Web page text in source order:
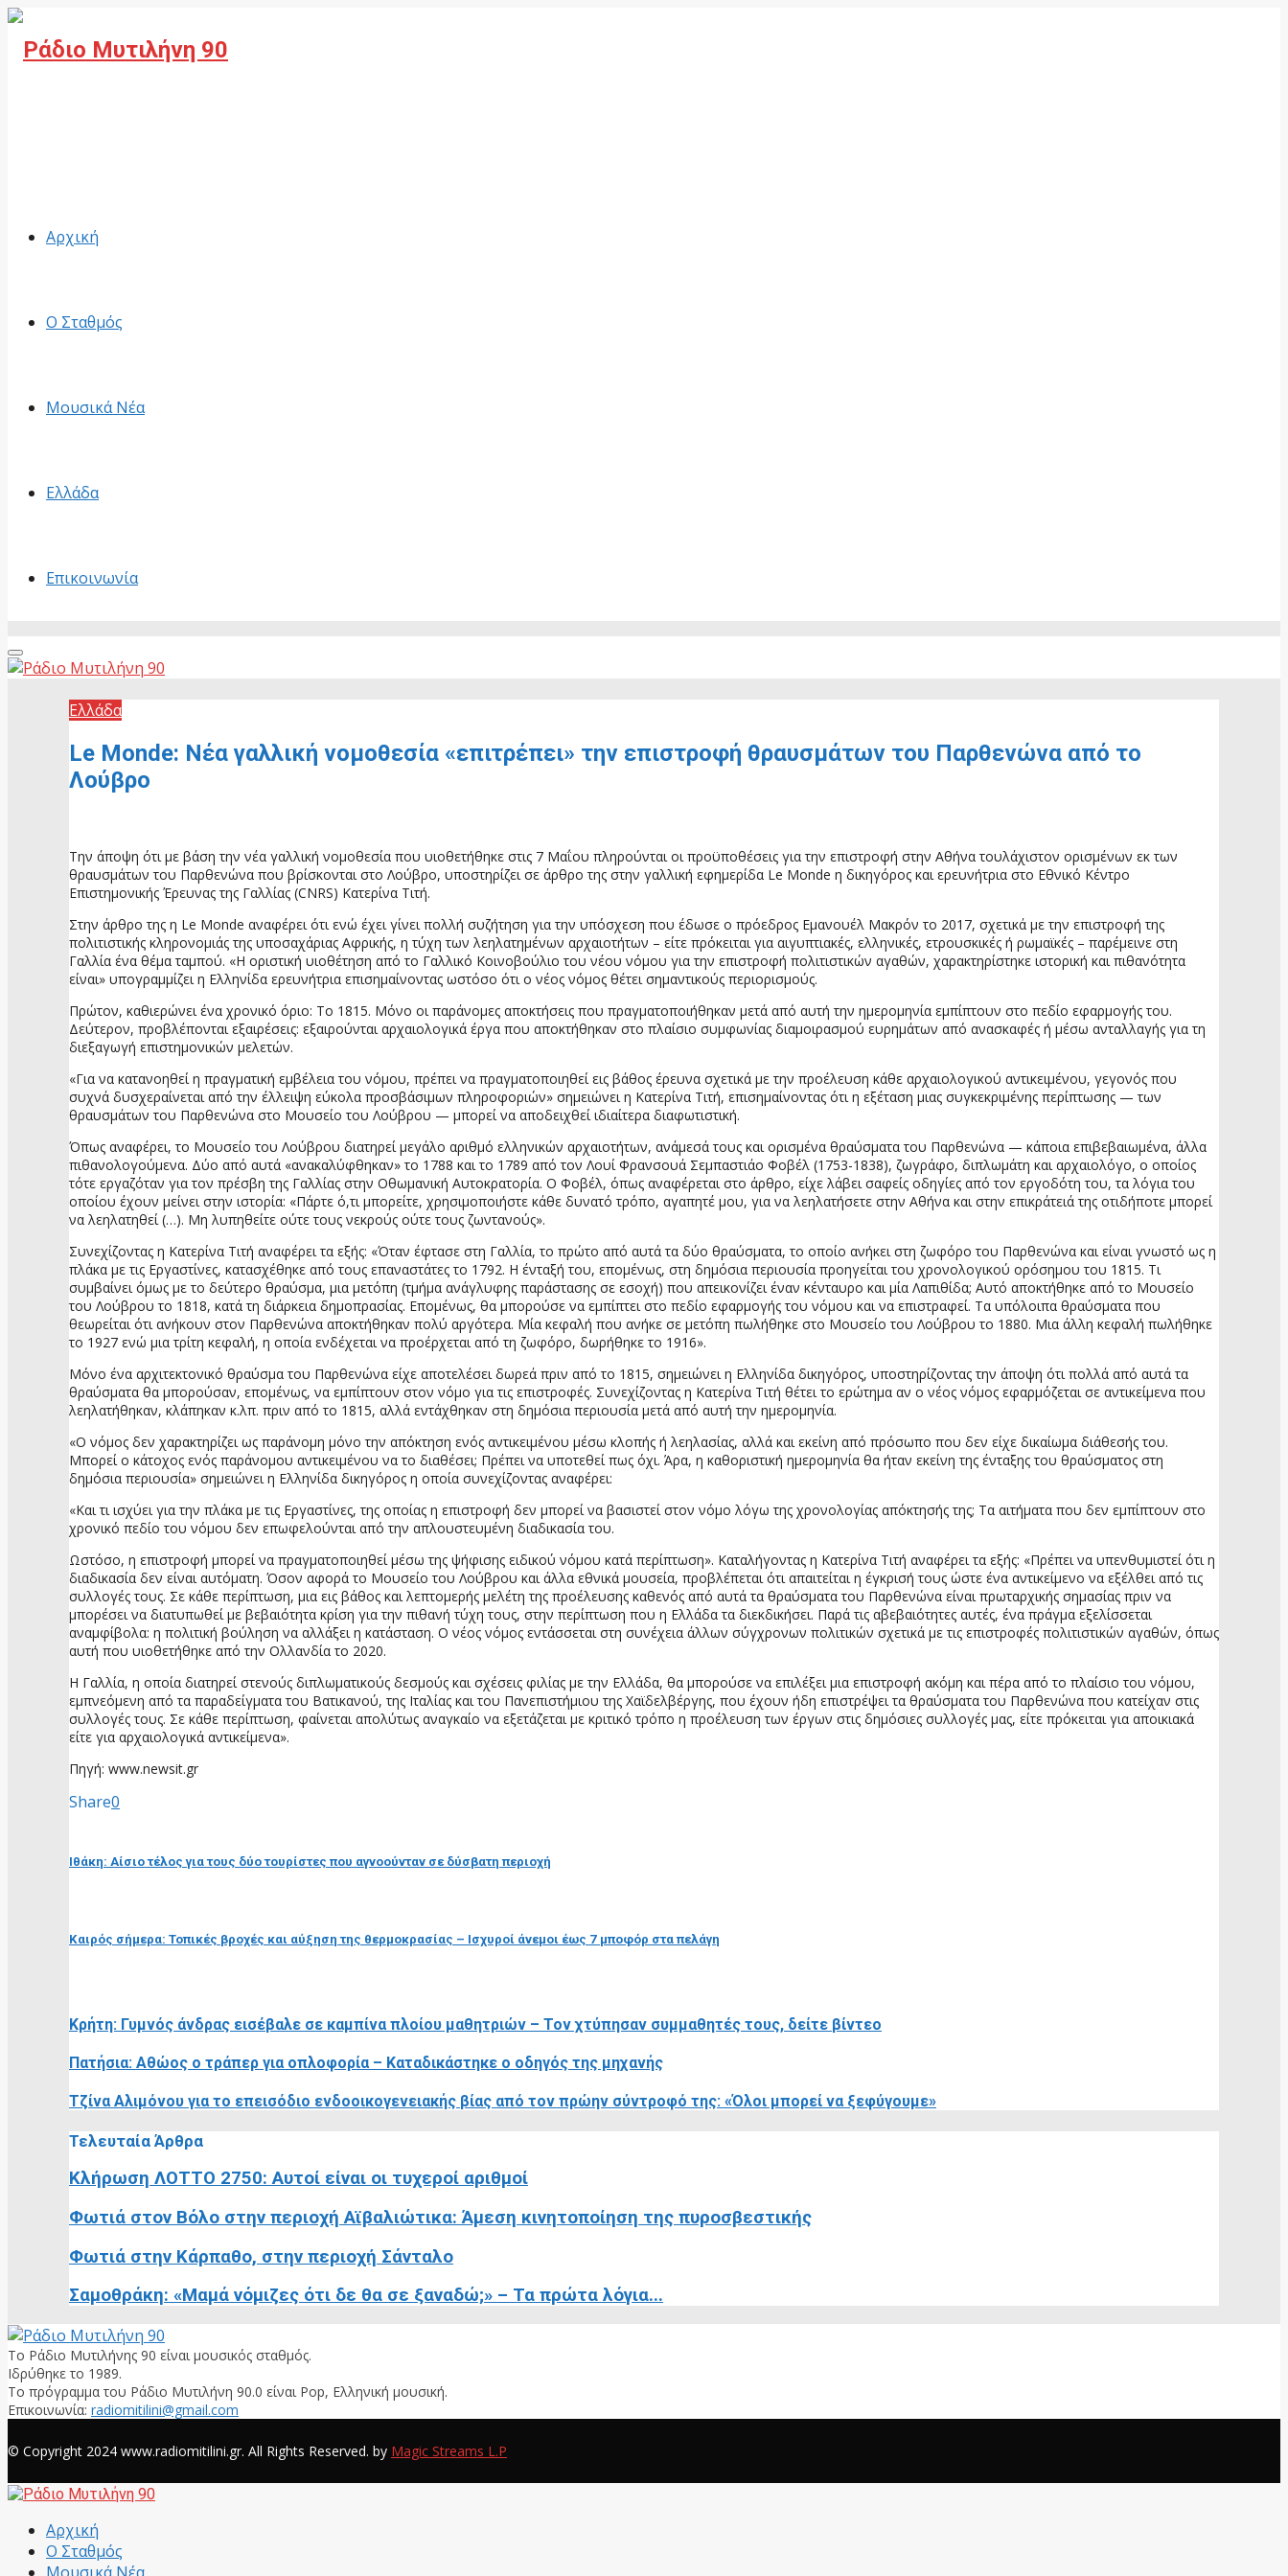
Αρχική
Ο Σταθμός
Μουσικά Νέα
Ελλάδα
Επικοινωνία
Primary
Menu
Ελλάδα
Le Monde: Νέα γαλλική νομοθεσία «επιτρέπει» την επιστροφή θραυσμάτων του Παρθενώνα από το
Λούβρο
Την άποψη ότι με βάση την νέα γαλλική νομοθεσία που υιοθετήθηκε στις 7 Μαΐου πληρούνται οι προϋποθέσεις για την επιστροφή στην Αθήνα τουλάχιστον ορισμένων εκ των
θραυσμάτων του Παρθενώνα που βρίσκονται στο Λούβρο, υποστηρίζει σε άρθρο της στην γαλλική εφημερίδα Le Monde η δικηγόρος και ερευνήτρια στο Εθνικό Κέντρο
Επιστημονικής Έρευνας της Γαλλίας (CNRS) Κατερίνα Τιτή.
Στην άρθρο της η Le Monde αναφέρει ότι ενώ έχει γίνει πολλή συζήτηση για την υπόσχεση που έδωσε ο πρόεδρος Εμανουέλ Μακρόν το 2017, σχετικά με την επιστροφή της
πολιτιστικής κληρονομιάς της υποσαχάριας Αφρικής, η τύχη των λεηλατημένων αρχαιοτήτων – είτε πρόκειται για αιγυπτιακές, ελληνικές, ετρουσκικές ή ρωμαϊκές – παρέμεινε στη
Γαλλία ένα θέμα ταμπού. «Η οριστική υιοθέτηση από το Γαλλικό Κοινοβούλιο του νέου νόμου για την επιστροφή πολιτιστικών αγαθών, χαρακτηρίστηκε ιστορική και πιθανότητα
είναι» υπογραμμίζει η Ελληνίδα ερευνήτρια επισημαίνοντας ωστόσο ότι ο νέος νόμος θέτει σημαντικούς περιορισμούς.
Πρώτον, καθιερώνει ένα χρονικό όριο: Το 1815. Μόνο οι παράνομες αποκτήσεις που πραγματοποιήθηκαν μετά από αυτή την ημερομηνία εμπίπτουν στο πεδίο εφαρμογής του.
Δεύτερον, προβλέπονται εξαιρέσεις: εξαιρούνται αρχαιολογικά έργα που αποκτήθηκαν στο πλαίσιο συμφωνίας διαμοιρασμού ευρημάτων από ανασκαφές ή μέσω ανταλλαγής για τη
διεξαγωγή επιστημονικών μελετών.
«Για να κατανοηθεί η πραγματική εμβέλεια του νόμου, πρέπει να πραγματοποιηθεί εις βάθος έρευνα σχετικά με την προέλευση κάθε αρχαιολογικού αντικειμένου, γεγονός που
συχνά δυσχεραίνεται από την έλλειψη εύκολα προσβάσιμων πληροφοριών» σημειώνει η Κατερίνα Τιτή, επισημαίνοντας ότι η εξέταση μιας συγκεκριμένης περίπτωσης — των
θραυσμάτων του Παρθενώνα στο Μουσείο του Λούβρου — μπορεί να αποδειχθεί ιδιαίτερα διαφωτιστική.
Όπως αναφέρει, το Μουσείο του Λούβρου διατηρεί μεγάλο αριθμό ελληνικών αρχαιοτήτων, ανάμεσά τους και ορισμένα θραύσματα του Παρθενώνα — κάποια επιβεβαιωμένα, άλλα
πιθανολογούμενα. Δύο από αυτά «ανακαλύφθηκαν» το 1788 και το 1789 από τον Λουί Φρανσουά Σεμπαστιάο Φοβέλ (1753-1838), ζωγράφο, διπλωμάτη και αρχαιολόγο, ο οποίος
τότε εργαζόταν για τον πρέσβη της Γαλλίας στην Οθωμανική Αυτοκρατορία. Ο Φοβέλ, όπως αναφέρεται στο άρθρο, είχε λάβει σαφείς οδηγίες από τον εργοδότη του, τα λόγια του
οποίου έχουν μείνει στην ιστορία: «Πάρτε ό,τι μπορείτε, χρησιμοποιήστε κάθε δυνατό τρόπο, αγαπητέ μου, για να λεηλατήσετε στην Αθήνα και στην επικράτειά της οτιδήποτε μπορεί
να λεηλατηθεί (…). Μη λυπηθείτε ούτε τους νεκρούς ούτε τους ζωντανούς».
Συνεχίζοντας η Κατερίνα Τιτή αναφέρει τα εξής: «Όταν έφτασε στη Γαλλία, το πρώτο από αυτά τα δύο θραύσματα, το οποίο ανήκει στη ζωφόρο του Παρθενώνα και είναι γνωστό ως η
πλάκα με τις Εργαστίνες, κατασχέθηκε από τους επαναστάτες το 1792. Η ένταξή του, επομένως, στη δημόσια περιουσία προηγείται του χρονολογικού ορόσημου του 1815. Τι
συμβαίνει όμως με το δεύτερο θραύσμα, μια μετόπη (τμήμα ανάγλυφης παράστασης σε εσοχή) που απεικονίζει έναν κένταυρο και μία Λαπιθίδα; Αυτό αποκτήθηκε από το Μουσείο
του Λούβρου το 1818, κατά τη διάρκεια δημοπρασίας. Επομένως, θα μπορούσε να εμπίπτει στο πεδίο εφαρμογής του νόμου και να επιστραφεί. Τα υπόλοιπα θραύσματα που
θεωρείται ότι ανήκουν στον Παρθενώνα αποκτήθηκαν πολύ αργότερα. Μία κεφαλή που ανήκε σε μετόπη πωλήθηκε στο Μουσείο του Λούβρου το 1880. Μια άλλη κεφαλή πωλήθηκε
το 1927 ενώ μια τρίτη κεφαλή, η οποία ενδέχεται να προέρχεται από τη ζωφόρο, δωρήθηκε το 1916».
Μόνο ένα αρχιτεκτονικό θραύσμα του Παρθενώνα είχε αποτελέσει δωρεά πριν από το 1815, σημειώνει η Eλληνίδα δικηγόρος, υποστηρίζοντας την άποψη ότι πολλά από αυτά τα
θραύσματα θα μπορούσαν, επομένως, να εμπίπτουν στον νόμο για τις επιστροφές. Συνεχίζοντας η Κατερίνα Τιτή θέτει το ερώτημα αν ο νέος νόμος εφαρμόζεται σε αντικείμενα που
λεηλατήθηκαν, κλάπηκαν κ.λπ. πριν από το 1815, αλλά εντάχθηκαν στη δημόσια περιουσία μετά από αυτή την ημερομηνία.
«Ο νόμος δεν χαρακτηρίζει ως παράνομη μόνο την απόκτηση ενός αντικειμένου μέσω κλοπής ή λεηλασίας, αλλά και εκείνη από πρόσωπο που δεν είχε δικαίωμα διάθεσής του.
Μπορεί ο κάτοχος ενός παράνομου αντικειμένου να το διαθέσει; Πρέπει να υποτεθεί πως όχι. Άρα, η καθοριστική ημερομηνία θα ήταν εκείνη της ένταξης του θραύσματος στη
δημόσια περιουσία» σημειώνει η Ελληνίδα δικηγόρος η οποία συνεχίζοντας αναφέρει:
«Και τι ισχύει για την πλάκα με τις Εργαστίνες, της οποίας η επιστροφή δεν μπορεί να βασιστεί στον νόμο λόγω της χρονολογίας απόκτησής της; Τα αιτήματα που δεν εμπίπτουν στο
χρονικό πεδίο του νόμου δεν επωφελούνται από την απλουστευμένη διαδικασία του.
Ωστόσο, η επιστροφή μπορεί να πραγματοποιηθεί μέσω της ψήφισης ειδικού νόμου κατά περίπτωση». Καταλήγοντας η Κατερίνα Τιτή αναφέρει τα εξής: «Πρέπει να υπενθυμιστεί ότι η
διαδικασία δεν είναι αυτόματη. Όσον αφορά το Μουσείο του Λούβρου και άλλα εθνικά μουσεία, προβλέπεται ότι απαιτείται η έγκρισή τους ώστε ένα αντικείμενο να εξέλθει από τις
συλλογές τους. Σε κάθε περίπτωση, μια εις βάθος και λεπτομερής μελέτη της προέλευσης καθενός από αυτά τα θραύσματα του Παρθενώνα είναι πρωταρχικής σημασίας πριν να
μπορέσει να διατυπωθεί με βεβαιότητα κρίση για την πιθανή τύχη τους, στην περίπτωση που η Ελλάδα τα διεκδικήσει. Παρά τις αβεβαιότητες αυτές, ένα πράγμα εξελίσσεται
αναμφίβολα: η πολιτική βούληση να αλλάξει η κατάσταση. Ο νέος νόμος εντάσσεται στη συνέχεια άλλων σύγχρονων πολιτικών σχετικά με τις επιστροφές πολιτιστικών αγαθών, όπως
αυτή που υιοθετήθηκε από την Ολλανδία το 2020.
Η Γαλλία, η οποία διατηρεί στενούς διπλωματικούς δεσμούς και σχέσεις φιλίας με την Ελλάδα, θα μπορούσε να επιλέξει μια επιστροφή ακόμη και πέρα από το πλαίσιο του νόμου,
εμπνεόμενη από τα παραδείγματα του Βατικανού, της Ιταλίας και του Πανεπιστήμιου της Χαϊδελβέργης, που έχουν ήδη επιστρέψει τα θραύσματα του Παρθενώνα που κατείχαν στις
συλλογές τους. Σε κάθε περίπτωση, φαίνεται απολύτως αναγκαίο να εξετάζεται με κριτικό τρόπο η προέλευση των έργων στις δημόσιες συλλογές μας, είτε πρόκειται για αποικιακά
είτε για αρχαιολογικά αντικείμενα».
Πηγή: www.newsit.gr
Share0
Ιθάκη: Αίσιο τέλος για τους δύο τουρίστες που αγνοούνταν σε δύσβατη περιοχή
Καιρός σήμερα: Τοπικές βροχές και αύξηση της θερμοκρασίας – Ισχυροί άνεμοι έως 7 μποφόρ στα πελάγη
Κρήτη: Γυμνός άνδρας εισέβαλε σε καμπίνα πλοίου μαθητριών – Τον χτύπησαν συμμαθητές τους, δείτε βίντεο
Πατήσια: Αθώος ο τράπερ για οπλοφορία – Καταδικάστηκε ο οδηγός της μηχανής
Τζίνα Αλιμόνου για το επεισόδιο ενδοοικογενειακής βίας από τον πρώην σύντροφό της: «Όλοι μπορεί να ξεφύγουμε»
Τελευταία Άρθρα
Κλήρωση ΛΟΤΤΟ 2750: Αυτοί είναι οι τυχεροί αριθμοί
Φωτιά στον Βόλο στην περιοχή Αϊβαλιώτικα: Άμεση κινητοποίηση της πυροσβεστικής
Φωτιά στην Κάρπαθο, στην περιοχή Σάνταλο
Σαμοθράκη: «Μαμά νόμιζες ότι δε θα σε ξαναδώ;» – Τα πρώτα λόγια...
Το Ράδιο Μυτιλήνης 90 είναι μουσικός σταθμός.
Ιδρύθηκε το 1989.
Το πρόγραμμα του Ράδιο Μυτιλήνη 90.0 είναι Pop, Ελληνική μουσική.
Επικοινωνία: radiomitilini@gmail.com
© Copyright 2024 www.radiomitilini.gr. All Rights Reserved. by Magic Streams L.P
Αρχική
Ο Σταθμός